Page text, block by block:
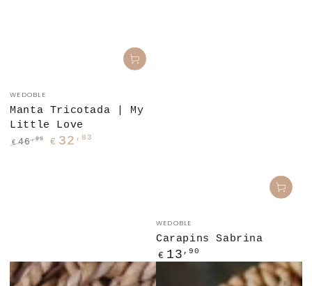
Fornecedor:
WEDOBLE
Manta Tricotada | My
Little Love
€ 46,90 € 32 ,83
Fornecedor:
WEDOBLE
Carapins Sabrina
Preço
regular
€ 13 ,90